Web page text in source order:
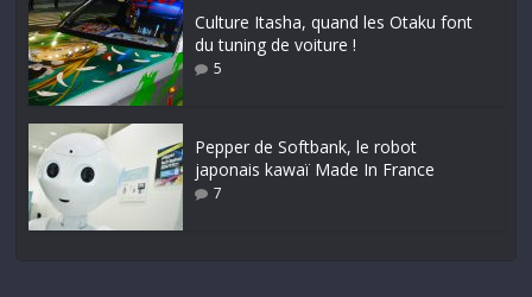
Culture Itasha, quand les Otaku font
du tuning de voiture !
5
Pepper de Softbank, le robot
japonais kawaï Made In France
7